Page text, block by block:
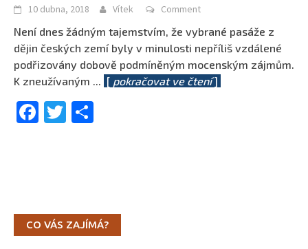
10 dubna, 2018 Vítek Comment
Není dnes žádným tajemstvím, že vybrané pasáže z
dějin českých zemí byly v minulosti nepříliš vzdálené
podřizovány dobově podmíněným mocenským zájmům.
K zneužívaným ... [ pokračovat ve čtení]
Facebook
Twitter
CO VÁS ZAJÍMÁ?